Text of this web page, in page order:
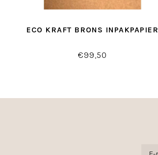
ECO KRAFT BRONS INPAKPAPIER
€99,50